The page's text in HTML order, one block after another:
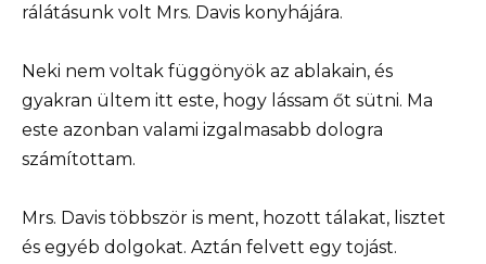
rálátásunk volt Mrs. Davis konyhájára.
Neki nem voltak függönyök az ablakain, és
gyakran ültem itt este, hogy lássam őt sütni. Ma
este azonban valami izgalmasabb dologra
számítottam.
Mrs. Davis többször is ment, hozott tálakat, lisztet
és egyéb dolgokat. Aztán felvett egy tojást.